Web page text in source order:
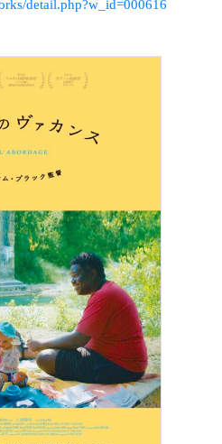
detail.php?w_id=000616